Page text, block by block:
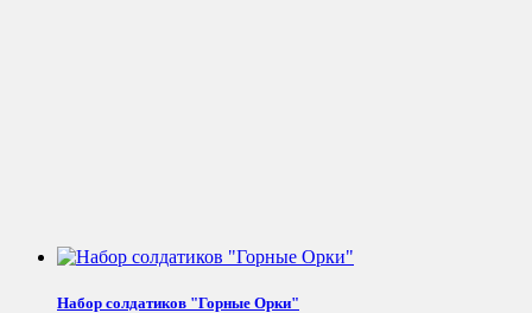
Набор солдатиков "Горные Орки"